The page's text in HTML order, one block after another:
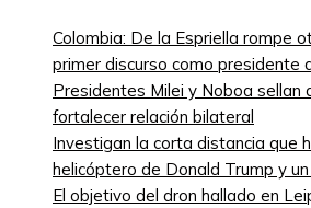
Colombia: De la Espriella rompe
primer discurso como presidente
Presidentes Milei y Noboa sellan
fortalecer relación bilateral
Investigan la corta distancia que
helicóptero de Donald Trump y un
El objetivo del dron hallado en